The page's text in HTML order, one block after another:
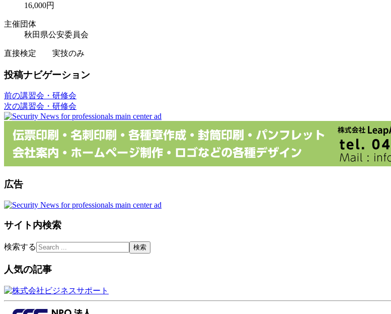
16,000円
主催団体
秋田県公安委員会
直接検定 実技のみ
投稿ナビゲーション
前の講習会・研修会
次の講習会・研修会
広告
サイト内検索
検索する
人気の記事